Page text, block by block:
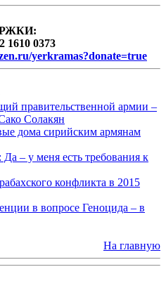
1610 0373
yerkramas?donate=true
правительственной армии –
Солакян
дома сирийским армянам
– у меня есть требования к
конфликта в 2015
в вопросе Геноцида – в
На главную